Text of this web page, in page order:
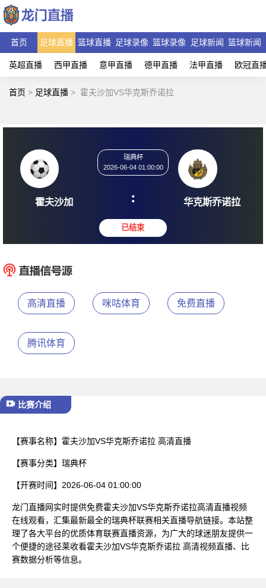
首页 足球直播 篮球直播 足球录像 篮球录像 足球新闻 篮球新闻
英超直播 西甲直播 意甲直播 德甲直播 法甲直播 欧冠直
首页 > 足球直播 > 霍夫沙加VS华克斯乔诺拉
霍夫沙加
2026-06-04 01:00:00
: 华克斯
高清直播 咪咕体育 免费直播
腾讯体育
比赛介绍
【赛事名称】 霍夫沙加VS华克斯乔诺拉 高清直播
【赛事分类】 瑞典杯
【开赛时间】 2026-06-04 01:00:00
龙门直播网实时提供免费霍夫沙加VS华克斯乔诺拉高清直播视频
在线观看，汇集最新最全的瑞典杯联赛相关直播导航链接。本站整
理了各大平台的优质体育联赛直播资源，为广大的球迷朋友提供一
个便捷的途径莱收看霍夫沙加VS华克斯乔诺拉 高清视频直播、比
赛数据分析等信息。